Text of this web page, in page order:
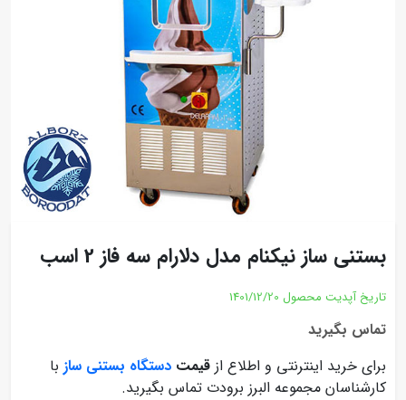
بستنی ساز نیکنام مدل دلارام سه فاز 2 اسب
تاریخ آپدیت محصول 1401/12/20
تماس بگیرید
برای خرید اینترنتی و اطلاع از قیمت دستگاه بستنی ساز با
کارشناسان مجموعه البرز برودت تماس بگیرید.